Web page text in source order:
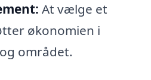
At vælge et
økonomien i
området.